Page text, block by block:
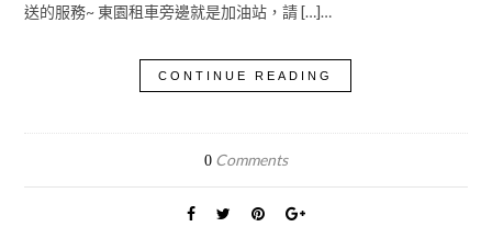
送的服務~ 東園租車旁邊就是加油站，請 […]…
CONTINUE READING
0Comments